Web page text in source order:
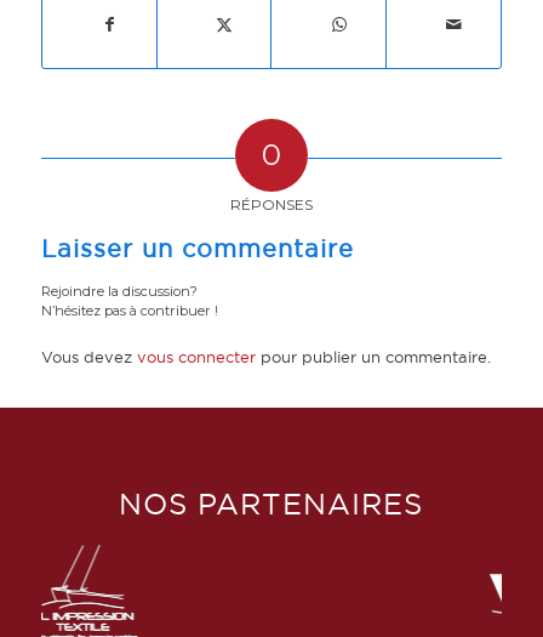
0
RÉPONSES
Laisser un commentaire
Rejoindre la discussion?
N’hésitez pas à contribuer !
Vous devez vous connecterpour publier un commentaire.
NOS PARTENAIRES